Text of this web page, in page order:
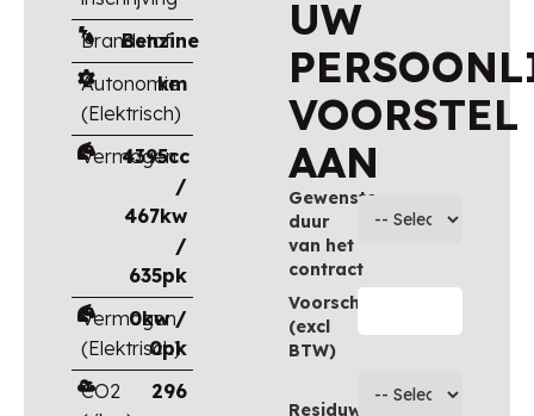
Brandstof
Benzine
Autonomie
(Elektrisch)
km
Vermogen
4395cc
/
467kw
/
635pk
Vermogen
(Elektrisch)
0kw /
0pk
CO2
296
UW
VOORSTEL
AAN
Gewenste
duur
van het
contract
Voorschot
(excl
BTW)
Residuwaarde